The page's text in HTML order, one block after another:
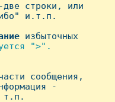
две стpоки, или
и.т.п.
избыточных
">".
сообщения,
-